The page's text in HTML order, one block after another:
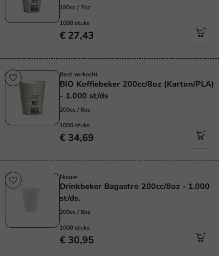
180cc / 7oz
1000 stuks
€ 27,43
Best verkocht
BIO Koffiebeker 200cc/8oz (Karton/PLA)
- 1.000 st/ds
200cc / 8oz
1000 stuks
€ 34,69
Nieuw
Drinkbeker Bagastro 200cc/8oz - 1.000
st/ds.
200cc / 8oz
1000 stuks
€ 30,95